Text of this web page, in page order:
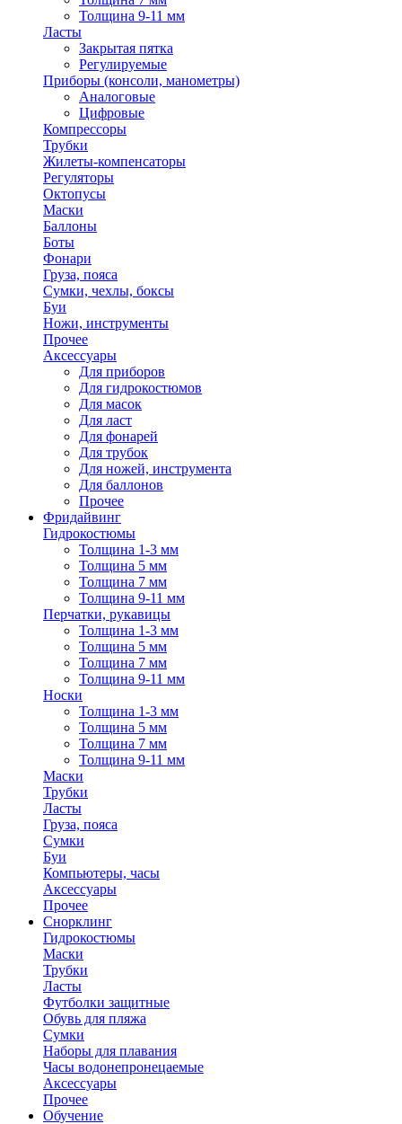
Толщина 9-11 мм
Ласты
Закрытая пятка
Регулируемые
Приборы (консоли, манометры)
Аналоговые
Цифровые
Компрессоры
Трубки
Жилеты-компенсаторы
Регуляторы
Октопусы
Маски
Баллоны
Боты
Фонари
Груза, пояса
Сумки, чехлы, боксы
Буи
Ножи, инструменты
Прочее
Аксессуары
Для приборов
Для гидрокостюмов
Для масок
Для ласт
Для фонарей
Для трубок
Для ножей, инструмента
Для баллонов
Прочее
Фридайвинг
Гидрокостюмы
Толщина 1-3 мм
Толщина 5 мм
Толщина 7 мм
Толщина 9-11 мм
Перчатки, рукавицы
Толщина 1-3 мм
Толщина 5 мм
Толщина 7 мм
Толщина 9-11 мм
Носки
Толщина 1-3 мм
Толщина 5 мм
Толщина 7 мм
Толщина 9-11 мм
Маски
Трубки
Ласты
Груза, пояса
Сумки
Буи
Компьютеры, часы
Аксессуары
Прочее
Снорклинг
Гидрокостюмы
Маски
Трубки
Ласты
Футболки защитные
Обувь для пляжа
Сумки
Наборы для плавания
Часы водонепронецаемые
Аксессуары
Прочее
Обучение